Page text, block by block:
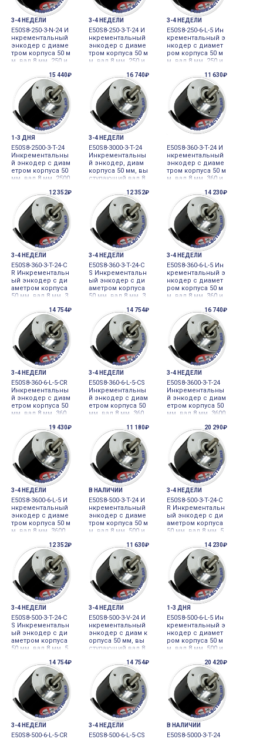
3-4 НЕДЕЛИ
E50S8-250-3-N-24 И
нкрементальный
энкодер с диаме
тром корпуса 50 м
м, вал 8 мм, 250 и
N, 24VDC Autonics
3-4 НЕДЕЛИ
E50S8-250-3-T-24 И
нкрементальный
энкодер с диаме
тром корпуса 50 м
м, вал 8 мм, 250 и
em pole, 24VDC A
utonics
3-4 НЕДЕЛИ
E50S8-250-6-L-5 Ин
крементальный э
нкодер с диамет
ром корпуса 50 м
м, вал 8 мм, 250 и
e Driver, 5VDC Auto
nics
15 440₽
1-3 ДНЯ
E50S8-2500-3-T-24
Инкрементальны
й энкодер с диам
етром корпуса 50
мм, вал 8 мм, 2500
tem pole, 24VDC A
utonics
16 740₽
3-4 НЕДЕЛИ
E50S8-3000-3-T-24
Инкрементальны
й энкодер, диам
корпуса 50 мм, вы
ступающий вал 8
24 VDC Autonics
11 630₽
E50S8-360-3-T-24 И
нкрементальный
энкодер с диаме
тром корпуса 50 м
м, вал 8 мм, 360 и
em pole, 24VDC A
utonics
12 352₽
3-4 НЕДЕЛИ
E50S8-360-3-T-24-C
R Инкрементальн
ый энкодер с ди
аметром корпуса
50 мм, вал 8 мм, 3
Totem pole, 24VD
C, Autonics
12 352₽
3-4 НЕДЕЛИ
E50S8-360-3-T-24-C
S Инкрементальн
ый энкодер с ди
аметром корпуса
50 мм, вал 8 мм, 3
Totem pole, 24VD
C, Autonics
14 230₽
3-4 НЕДЕЛИ
E50S8-360-6-L-5 Ин
крементальный э
нкодер с диамет
ром корпуса 50 м
м, вал 8 мм, 360 и
e Driver, 5VDC Auto
nics
14 754₽
3-4 НЕДЕЛИ
E50S8-360-6-L-5-CR
Инкрементальны
й энкодер с диам
етром корпуса 50
мм, вал 8 мм, 360
ne Driver, 5VDC, Au
tonics
14 754₽
3-4 НЕДЕЛИ
E50S8-360-6-L-5-CS
Инкрементальны
й энкодер с диам
етром корпуса 50
мм, вал 8 мм, 360
ne Driver, 5VDC, Au
tonics
16 740₽
3-4 НЕДЕЛИ
E50S8-3600-3-T-24
Инкрементальны
й энкодер с диам
етром корпуса 50
мм, вал 8 мм, 3600
tem pole, 24VDC A
utonics
19 430₽
3-4 НЕДЕЛИ
E50S8-3600-6-L-5 И
нкрементальный
энкодер с диаме
тром корпуса 50 м
м, вал 8 мм, 3600
ne Driver, 5VDC Aut
onics
11 180₽
В НАЛИЧИИ
E50S8-500-3-T-24 И
нкрементальный
энкодер с диаме
тром корпуса 50 м
м, вал 8 мм, 500 и
em Pole, 24VDC A
utonics
20 290₽
3-4 НЕДЕЛИ
E50S8-500-3-T-24-C
R Инкрементальн
ый энкодер с ди
аметром корпуса
50 мм, вал 8 мм, 5
Totem Pole, 24VD
C, Autonics
12 352₽
3-4 НЕДЕЛИ
E50S8-500-3-T-24-C
S Инкрементальн
ый энкодер с ди
аметром корпуса
50 мм, вал 8 мм, 5
Totem Pole, 24VD
C, Autonics
11 630₽
3-4 НЕДЕЛИ
E50S8-500-3-V-24 И
нкрементальный
энкодер с диам к
орпуса 50 мм, вы
ступающий вал 8
4VDC Autonics
14 230₽
1-3 ДНЯ
E50S8-500-6-L-5 Ин
крементальный э
нкодер с диамет
ром корпуса 50 м
м, вал 8 мм, 500 и
e Driver, 5VDC Auto
nics
14 754₽
3-4 НЕДЕЛИ
E50S8-500-6-L-5-CR
14 754₽
3-4 НЕДЕЛИ
E50S8-500-6-L-5-CS
20 420₽
В НАЛИЧИИ
E50S8-5000-3-T-24